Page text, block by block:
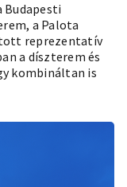
Budapesti
a Palota
reprezentatív
a díszterem és
kombináltan is